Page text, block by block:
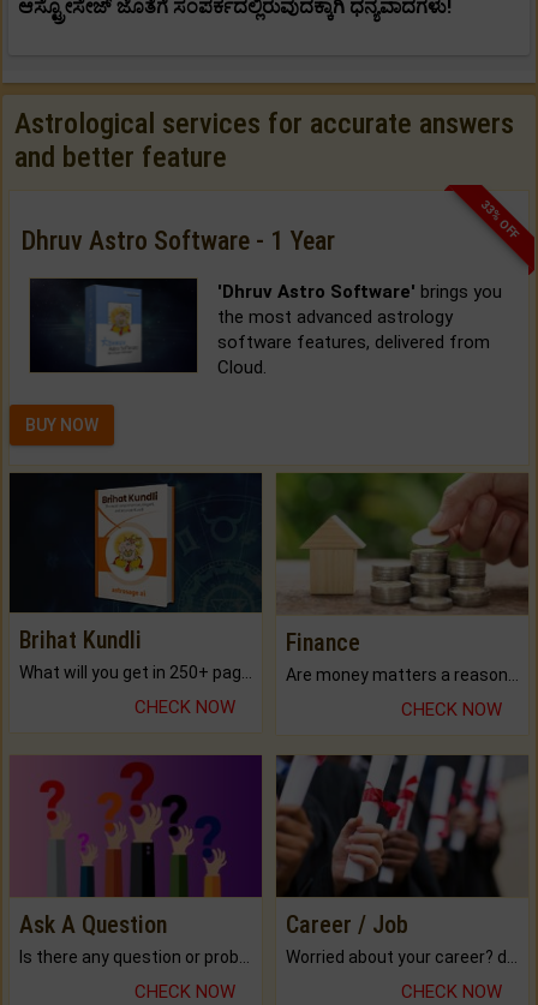
ಆಸ್ಟ್ರೋಸೇಜ್ ಜೊತೆಗೆ ಸಂಪರ್ಕದಲ್ಲಿರುವುದಕ್ಕಾಗಿ ಧನ್ಯವಾದಗಳು!
Astrological services for accurate answers
and better feature
33% OFF
Dhruv Astro Software - 1 Year
'Dhruv Astro Software' brings you
the most advanced astrology
software features, delivered from
Cloud.
BUY NOW
Brihat Kundli
CHECK NOW
Finance
CHECK NOW
Ask A Question
CHECK NOW
Career / Job
CHECK NOW